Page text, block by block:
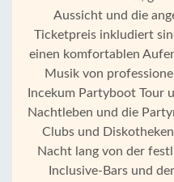
Startseite
Aussicht und die
Ticketpreis inkludiert
einen komfortablen
Musik von
Incekum Partyboot Tour
Nachtleben und die
Clubs und
Nacht lang von der
Inclusive-Bars und